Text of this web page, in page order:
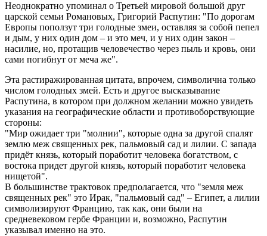
Неоднократно упоминал о Третьей мировой большой друг
царской семьи Романовых, Григорий Распутин: "По дорогам
Европы поползут три голодные змеи, оставляя за собой пепел
и дым, у них один дом – и это меч, и у них один закон –
насилие, но, протащив человечество через пыль и кровь, они
сами погибнут от меча же".
Эта растиражированная цитата, впрочем, символична только
числом голодных змей. Есть и другое высказывание
Распутина, в котором при должном желании можно увидеть
указания на географические области и противоборствующие
стороны:
"Мир ожидает три "молнии", которые одна за другой спалят
землю меж священных рек, пальмовый сад и лилии. С запада
придёт князь, который поработит человека богатством, с
востока придет другой князь, который поработит человека
нищетой".
В большинстве трактовок предполагается, что "земля меж
священных рек" это Ирак, "пальмовый сад" – Египет, а лилии
символизируют Францию, так как, они были на
средневековом гербе Франции и, возможно, Распутин
указывал именно на это.